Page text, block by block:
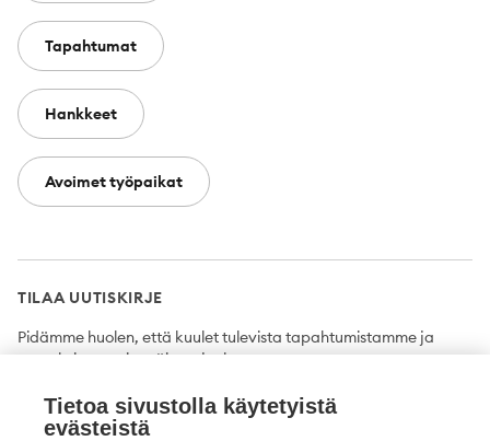
Tapahtumat
Hankkeet
Avoimet työpaikat
TILAA UUTISKIRJE
Pidämme huolen, että kuulet tulevista tapahtumistamme ja
uutuuksista ensimmäisten joukossa.
Tilaa
Tietoa sivustolla käytetyistä
evästeistä